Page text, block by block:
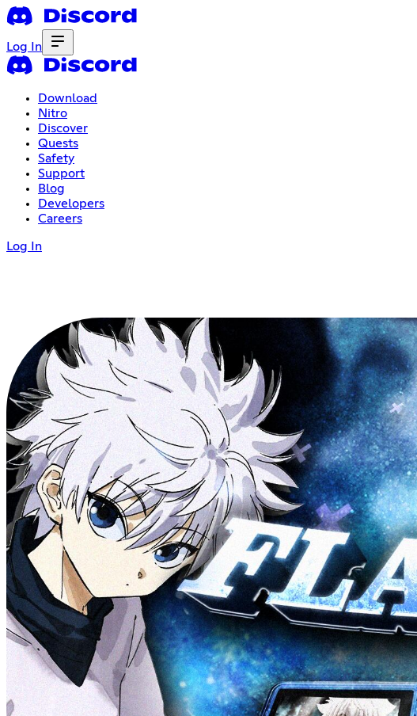
Log In
Download
Nitro
Discover
Quests
Safety
Support
Blog
Developers
Careers
Log In